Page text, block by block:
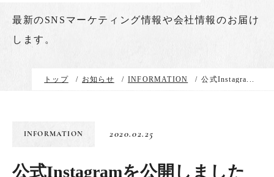
最新のSNSマーケティング情報や会社情報のお届け
します。
トップ / お知らせ / INFORMATION / 公式Instagra...
INFORMATION 2020.02.25
公式Instagramを公開しました